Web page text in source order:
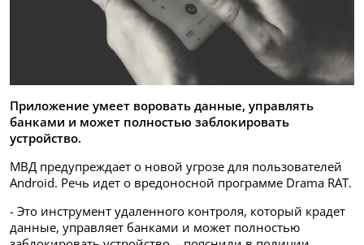
Приложение умеет воровать данные, управлять
банками и может полностью заблокировать
устройство.
МВД предупреждает о новой угрозе для пользователей
Android. Речь идет о вредоносной программе Drama RAT.
- Это инструмент удаленного контроля, который крадет
данные, управляет банками и может полностью